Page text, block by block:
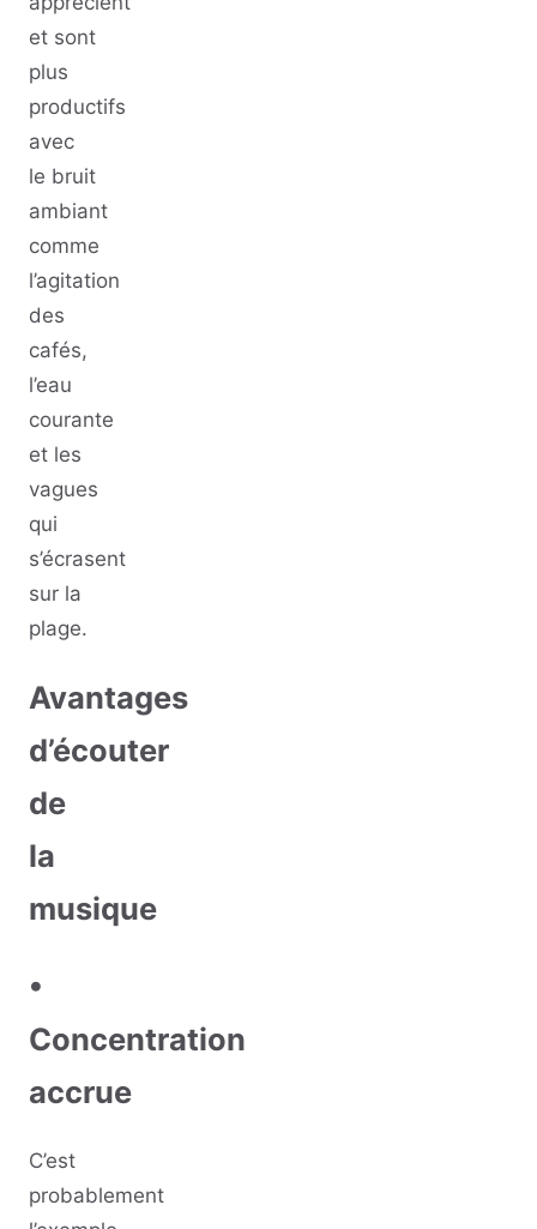
et sont
plus
productifs
avec
le bruit
ambiant
comme
l’agitation
des
cafés,
l’eau
courante
et les
vagues
qui
s’écrasent
sur la
plage.
Avantages
d’écouter
de
la
musique
•
Concentration
accrue
C’est
probablement